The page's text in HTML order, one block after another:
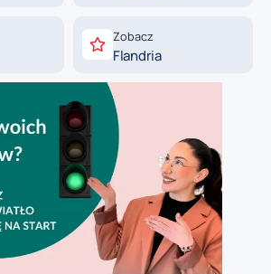
Zobacz
Flandria